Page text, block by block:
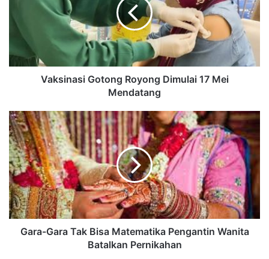
Vaksinasi Gotong Royong Dimulai 17 Mei
Mendatang
Gara-Gara Tak Bisa Matematika Pengantin Wanita
Batalkan Pernikahan